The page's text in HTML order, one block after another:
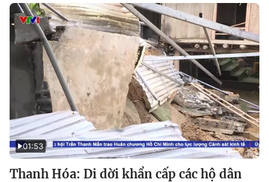
01:53
Thanh Hóa: Di dời khẩn cấp các hộ dân